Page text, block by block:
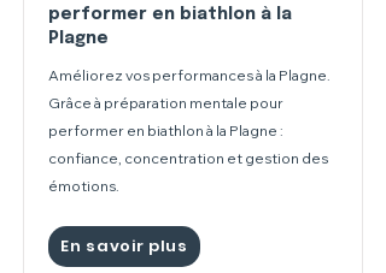
performer en biathlon à la
Plagne
Améliorez vos performances à la Plagne.
Grâce à préparation mentale pour
performer en biathlon à la Plagne :
confiance, concentration et gestion des
émotions.
En savoir plus